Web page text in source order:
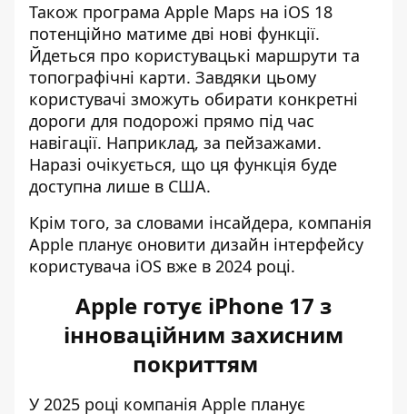
Також програма Apple Maps на iOS 18
потенційно матиме дві нові функції.
Йдеться про користувацькі маршрути та
топографічні карти. Завдяки цьому
користувачі зможуть обирати конкретні
дороги для подорожі прямо під час
навігації. Наприклад, за пейзажами.
Наразі очікується, що ця функція буде
доступна лише в США.
Крім того, за словами інсайдера, компанія
Apple планує оновити дизайн інтерфейсу
користувача iOS вже в 2024 році.
Apple готує iPhone 17 з
інноваційним захисним
покриттям
У 2025 році компанія Apple планує